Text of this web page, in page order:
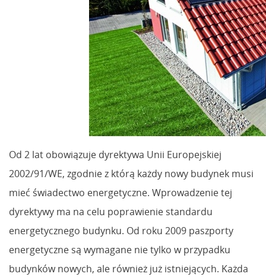
Od 2 lat obowiązuje dyrektywa Unii Europejskiej
2002/91/WE, zgodnie z którą każdy nowy budynek musi
mieć świadectwo energetyczne. Wprowadzenie tej
dyrektywy ma na celu poprawienie standardu
energetycznego budynku. Od roku 2009 paszporty
energetyczne są wymagane nie tylko w przypadku
budynków nowych, ale również już istniejących. Każda